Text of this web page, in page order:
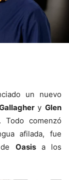
un nuevo
y Glen
. Todo comenzó
afilada, fue
Oasisa los